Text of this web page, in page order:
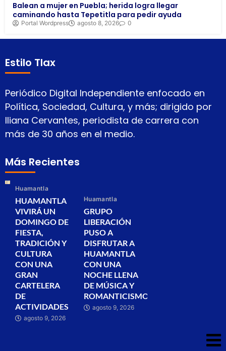
Balean a mujer en Puebla; herida logra llegar
caminando hasta Tepetitla para pedir ayuda
Portal Wordpress agosto 8, 2026 0
Estilo Tlax
Periódico Digital Independiente enfocado en
Política, Sociedad, Cultura, y más; dirigido por
Iliana Cervantes, periodista de carrera con
más de 30 años en el medio.
Más Recientes
Huamantla
HUAMANTLA
VIVIRÁ UN
DOMINGO DE
FIESTA,
TRADICIÓN Y
CULTURA
CON UNA
GRAN
CARTELERA
DE
ACTIVIDADES
agosto 9, 2026
Huamantla
GRUPO
LIBERACIÓN
PUSO A
DISFRUTAR A
HUAMANTLA
CON UNA
NOCHE LLENA
DE MÚSICA Y
ROMANTICISMO
agosto 9, 2026